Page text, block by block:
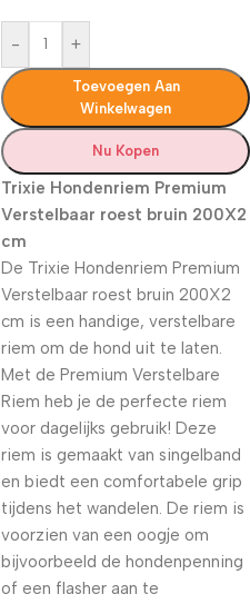
- +
Toevoegen Aan
Winkelwagen
Nu Kopen
Trixie Hondenriem Premium
Verstelbaar roest bruin 200X2
cm
De Trixie Hondenriem Premium
Verstelbaar roest bruin 200X2
cm is een handige, verstelbare
riem om de hond uit te laten.
Met de Premium Verstelbare
Riem heb je de perfecte riem
voor dagelijks gebruik! Deze
riem is gemaakt van singelband
en biedt een comfortabele grip
tijdens het wandelen. De riem is
voorzien van een oogje om
bijvoorbeeld de hondenpenning
of een flasher aan te